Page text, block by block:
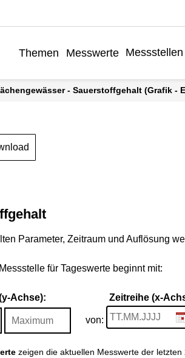
Themen Messwerte Messstellen
- Sauerstoffgehalt (Grafik -
Parameter, Zeitraum und Auflösung
für Tageswerte beginnt mit:
Achse): Zeitreihe (x-
von:
zeigen die aktuellen Messwerte der